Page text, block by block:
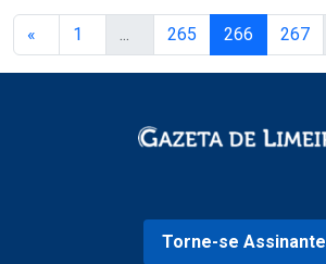
« 1 265 266 267
Torne-se Assinante